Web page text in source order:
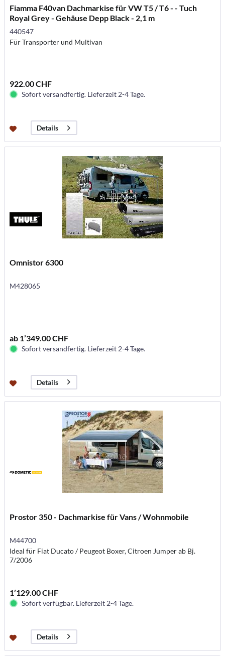
Fiamma F40van Dachmarkise für VW T5 / T6 - - Tuch
Royal Grey - Gehäuse Depp Black - 2,1 m
440547
Für Transporter und Multivan
922.00 CHF
Sofort versandfertig. Lieferzeit 2-4 Tage.
Details
Omnistor 6300
M428065
ab 1’349.00 CHF
Sofort versandfertig. Lieferzeit 2-4 Tage.
Details
Prostor 350 - Dachmarkise für Vans / Wohnmobile
M44700
Ideal für Fiat Ducato / Peugeot Boxer, Citroen Jumper ab Bj.
7/2006
1’129.00 CHF
Sofort verfügbar. Lieferzeit 2-4 Tage.
Details